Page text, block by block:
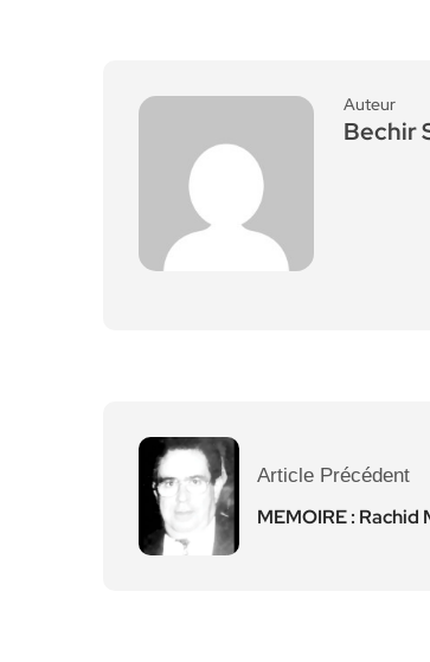
Auteur
Bechir
Article Précédent
MEMOIRE : Rachid